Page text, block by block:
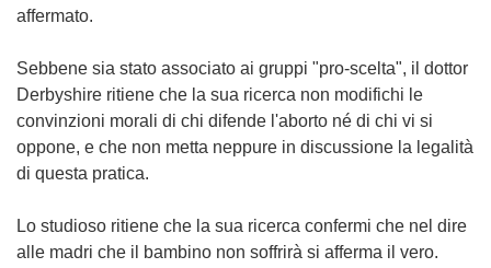
affermato.
Sebbene sia stato associato ai gruppi "pro-scelta", il dottor
Derbyshire ritiene che la sua ricerca non modifichi le
convinzioni morali di chi difende l'aborto né di chi vi si
oppone, e che non metta neppure in discussione la legalità
di questa pratica.
Lo studioso ritiene che la sua ricerca confermi che nel dire
alle madri che il bambino non soffrirà si afferma il vero.